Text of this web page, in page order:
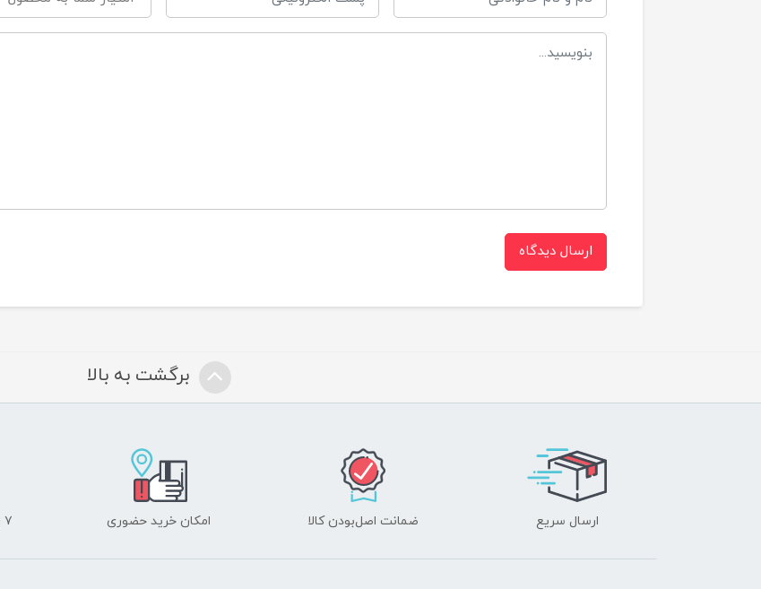
ارسال دیدگاه
برگشت به بالا
ارسال سریع ضمانت اصل‌بودن کالا امکان خرید حضوری ۷ روز ضمانت بازگشت